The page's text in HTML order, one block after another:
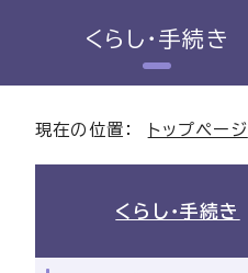
くらし・手続き
現在の位置： トップページ
くらし・手続き